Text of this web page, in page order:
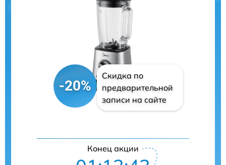
-20%
Скидка по
предварительной
записи на сайте
Конец акции